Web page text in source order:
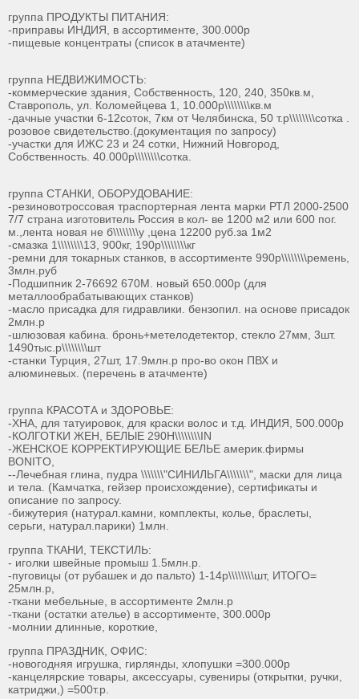
группа ПРОДУКТЫ ПИТАНИЯ:
-приправы ИНДИЯ, в ассортименте, 300.000р
-пищевые концентраты (список в атачменте)
группа НЕДВИЖИМОСТЬ:
-коммерческие здания, Собственность, 120, 240, 350кв.м,
Ставрополь, ул. Коломейцева 1, 10.000р\\\\\\\\кв.м
-дачные участки 6-12соток, 7км от Челябинска, 50 т.р\\\\\\\\сотка .
розовое свидетельство.(документация по запросу)
-участки для ИЖС 23 и 24 сотки, Нижний Новгород,
Собственность. 40.000р\\\\\\\\сотка.
группа СТАНКИ, ОБОРУДОВАНИЕ:
-резиновотроссовая траспортерная лента марки РТЛ 2000-2500
7/7 страна изготовитель Россия в кол- ве 1200 м2 или 600 пог.
м.,лента новая не б\\\\\\\\у ,цена 12200 руб.за 1м2
-смазка 1\\\\\\\\13, 900кг, 190р\\\\\\\\кг
-ремни для токарных станков, в ассортименте 990р\\\\\\\\ремень,
3млн.руб
-Подшипник 2-76692 670М. новый 650.000р (для
металлообрабатывающих станков)
-масло присадка для гидравлики. бензопил. на основе присадок
2млн.р
-шлюзовая кабина. бронь+метелодетектор, стекло 27мм, 3шт.
1490тыс.р\\\\\\\\шт
-станки Турция, 27шт, 17.9млн.р про-во окон ПВХ и
алюминевых. (перечень в атачменте)
группа КРАСОТА и ЗДОРОВЬЕ:
-ХНА, для татуировок, для краски волос и т.д. ИНДИЯ, 500.000р
-КОЛГОТКИ ЖЕН, БЕЛЫЕ 290H\\\\\\\\IN
-ЖЕНСКОЕ КОРРЕКТИРУЮЩИЕ БЕЛЬЕ америк.фирмы
BONITО,
--Лечебная глина, пудра \\\\\\\"СИНИЛЬГА\\\\\\\", маски для лица
и тела. (Камчатка, гейзер происхождение), сертификаты и
описание по запросу.
-бижутерия (натурал.камни, комплекты, колье, браслеты,
серьги, натурал.парики) 1млн.
группа ТКАНИ, ТЕКСТИЛЬ:
- иголки швейные промыш 1.5млн.р.
-пуговицы (от рубашек и до пальто) 1-14р\\\\\\\\шт, ИТОГО=
25млн.р,
-ткани мебельные, в ассортименте 2млн.р
-ткани (остатки ателье) в ассортименте, 300.000р
-молнии длинные, короткие,
группа ПРАЗДНИК, ОФИС:
-новогодняя игрушка, гирлянды, хлопушки =300.000р
-канцелярские товары, аксессуары, сувениры (открытки, ручки,
катриджи,) =500т.р.